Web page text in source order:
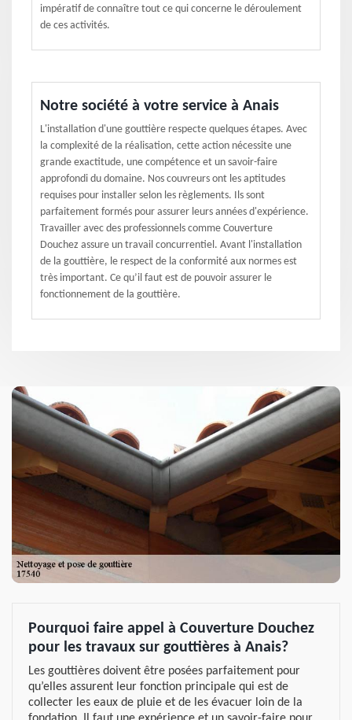
impératif de connaître tout ce qui concerne le déroulement
de ces activités.
Notre société à votre service à Anais
L'installation d'une gouttière respecte quelques étapes. Avec
la complexité de la réalisation, cette action nécessite une
grande exactitude, une compétence et un savoir-faire
approfondi du domaine. Nos couvreurs ont les aptitudes
requises pour installer selon les règlements. Ils sont
parfaitement formés pour assurer leurs années d'expérience.
Travailler avec des professionnels comme Couverture
Douchez assure un travail concurrentiel. Avant l'installation
de la gouttière, le respect de la conformité aux normes est
très important. Ce qu’il faut est de pouvoir assurer le
fonctionnement de la gouttière.
Pourquoi faire appel à Couverture Douchez
pour les travaux sur gouttières à Anais?
Les gouttières doivent être posées parfaitement pour
qu’elles assurent leur fonction principale qui est de
collecter les eaux de pluie et de les évacuer loin de la